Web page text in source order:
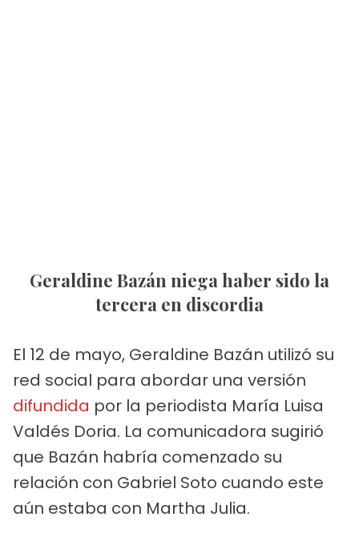
Geraldine Bazán niega haber sido la
tercera en discordia
El 12 de mayo, Geraldine Bazán utilizó su
red social para abordar una versión
difundida por la periodista María Luisa
Valdés Doria. La comunicadora sugirió
que Bazán habría comenzado su
relación con Gabriel Soto cuando este
aún estaba con Martha Julia.